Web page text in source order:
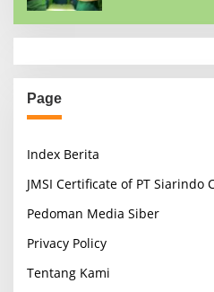
Page
Index Berita
JMSI Certificate of PT Siarindo
Pedoman Media Siber
Privacy Policy
Tentang Kami